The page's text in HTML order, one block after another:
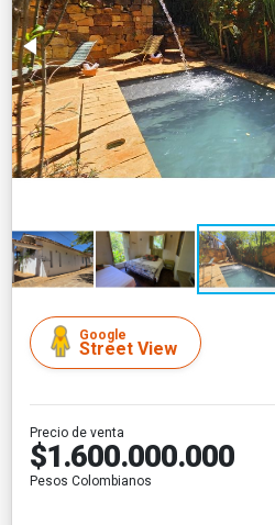
Google
Street View
Precio de venta
$1.600.000.000
Pesos Colombianos